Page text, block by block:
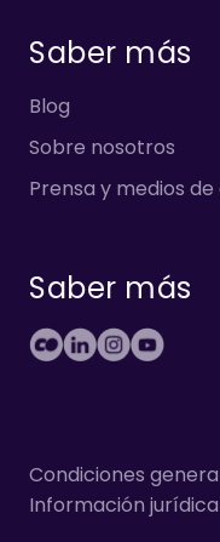
Saber más
Blog
Sobre nosotros
Prensa y medios
Saber más
Condiciones
Información jurídica